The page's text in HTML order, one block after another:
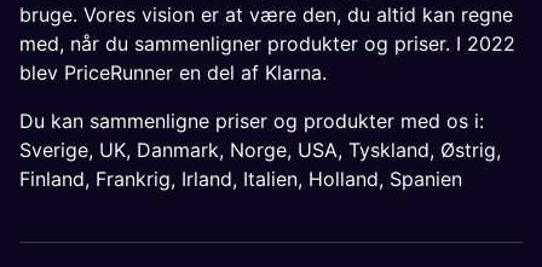
bruge. Vores vision er at være den, du altid kan regne
med, når du sammenligner produkter og priser. I 2022
blev PriceRunner en del af Klarna.
Du kan sammenligne priser og produkter med os i:
Sverige, UK, Danmark, Norge, USA, Tyskland, Østrig,
Finland, Frankrig, Irland, Italien, Holland, Spanien